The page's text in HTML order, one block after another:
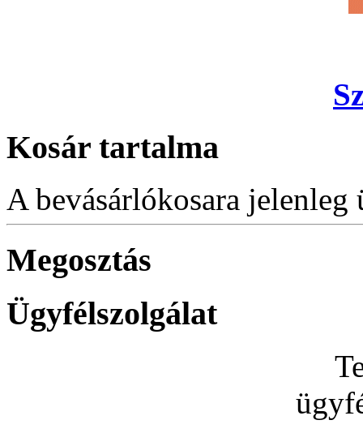
Kosár tartalma
A bevásárlókosara jelenleg
Megosztás
Ügyfélszolgálat